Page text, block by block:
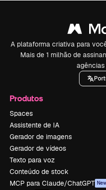
A plataforma criativa para
Mais de 1 milhão de
Produtos
Spaces
Assistente de IA
Gerador de imagens
Gerador de vídeos
Texto para voz
Conteúdo de stock
MCP para Claude/ChatGPT